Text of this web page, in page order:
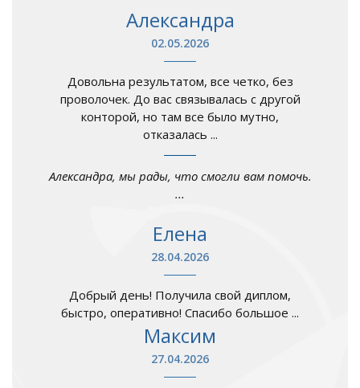
Александра
02.05.2026
Довольна результатом, все четко, без
проволочек. До вас связывалась с другой
конторой, но там все было мутно,
отказалась ...
Александра, мы рады, что смогли вам помочь.
...
Елена
28.04.2026
Добрый день! Получила свой диплом,
быстро, оперативно! Спасибо большое ...
Максим
27.04.2026